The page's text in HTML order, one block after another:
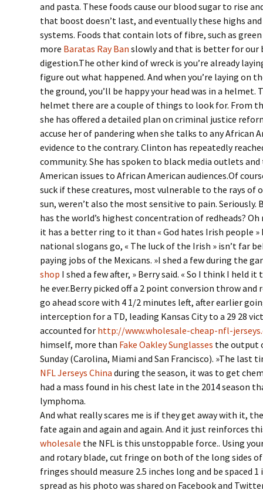
and pasta. These foods cause our blood sugar to rise
that boost doesn’t last, and eventually these highs
systems. Foods that contain lots of fibre, such as
more Baratas Ray Ban slowly and that is better for our
digestion.The other kind of wreck is you’re already
figure out what happened. And when you’re laying on
the ground, you’ll be happy your head was in a
helmet there are a couple of things to look for. From
she has offered a detailed plan on criminal justice
accuse her of pandering when she talks to any African
evidence to the contrary. Clinton has repeatedly
community. She has spoken to black media outlets
American issues to African American audiences.Of
suck if these creatures, most vulnerable to the rays of
sun, weren’t also the most sensitive to pain. Seriously.
has the world’s highest concentration of redheads?
it has a better ring to it than « God hates Irish people
national slogans go, « The luck of the Irish » isn’t far
paying jobs of the Mexicans. »I shed a few during the
shop I shed a few after, » Berry said. « So I think I held
he ever.Berry picked off a 2 point conversion throw
go ahead score with 4 1/2 minutes left, after earlier
interception for a TD, leading Kansas City to a 29 28
accounted for http://www.wholesale-cheap-nfl-
himself, more than Fake Oakley Sunglasses the output
Sunday (Carolina, Miami and San Francisco). »The last
NFL Jerseys China during the season, it was to get
had a mass found in his chest late in the 2014 season
lymphoma.
And what really scares me is if they get away with it,
fate again and again and again. And it just reinforces
wholesale the NFL is this unstoppable force.. Using
and rotary blade, cut fringe on both of the long sides
fringes should measure 2.5 inches long and be spaced
spread as his photo was shared on Facebook and